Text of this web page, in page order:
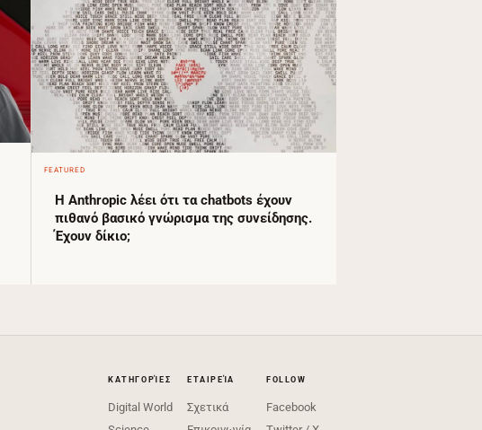
FEATURED
Η Anthropic λέει ότι τα chatbots έχουν
πιθανό βασικό γνώρισμα της συνείδησης.
Έχουν δίκιο;
ΚΑΤΗΓΟΡΊΕΣ
Digital World
ΕΤΑΙΡΕΊΑ
Σχετικά
FOLLOW
Facebook